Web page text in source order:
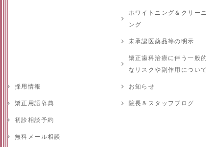
ホワイトニング＆クリーニ
ング
未承認医薬品等の明示
矯正歯科治療に伴う一般的
なリスクや副作用について
採用情報
矯正用語辞典
初診相談予約
無料メール相談
お知らせ
院長＆スタッフブログ